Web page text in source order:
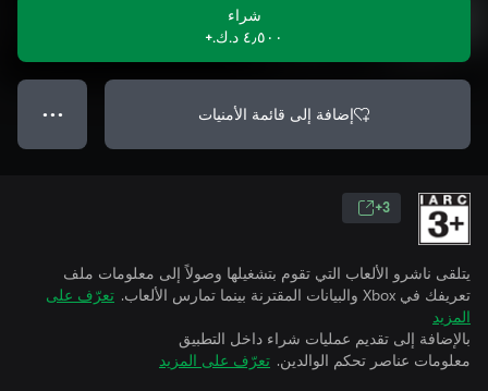
شراء
٤٫٥٠٠ د.ك.‏+
إضافة إلى قائمة الأمنيات ● ● ●
3+
يتلقى ناشرو الألعاب التي تقوم بتشغيلها وصولاً إلى معلومات ملف
تعريفك في Xbox والبيانات المقترنة بينما تمارس الألعاب.
تعرّف على
المزيد
بالإضافة إلى تقديم عمليات شراء داخل التطبيق
معلومات عناصر تحكم الوالدين. تعرّف على المزيد